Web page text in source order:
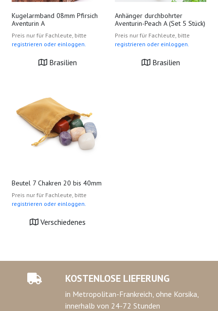
Kugelarmband 08mm Pfirsich
Aventurin A
Preis nur für Fachleute, bitte
registrieren oder einloggen.
Brasilien
Anhänger durchbohrter
Aventurin-Peach A (Set 5 Stück)
Preis nur für Fachleute, bitte
registrieren oder einloggen.
Brasilien
Beutel 7 Chakren 20 bis 40mm
Preis nur für Fachleute, bitte
registrieren oder einloggen.
Verschiedenes
KOSTENLOSE LIEFERUNG
in Metropolitan-Frankreich, ohne Korsika,
innerhalb von 24-72 Stunden